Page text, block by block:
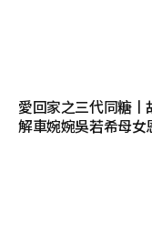
愛回家之三代同糖
解車婉婉吳若希母女